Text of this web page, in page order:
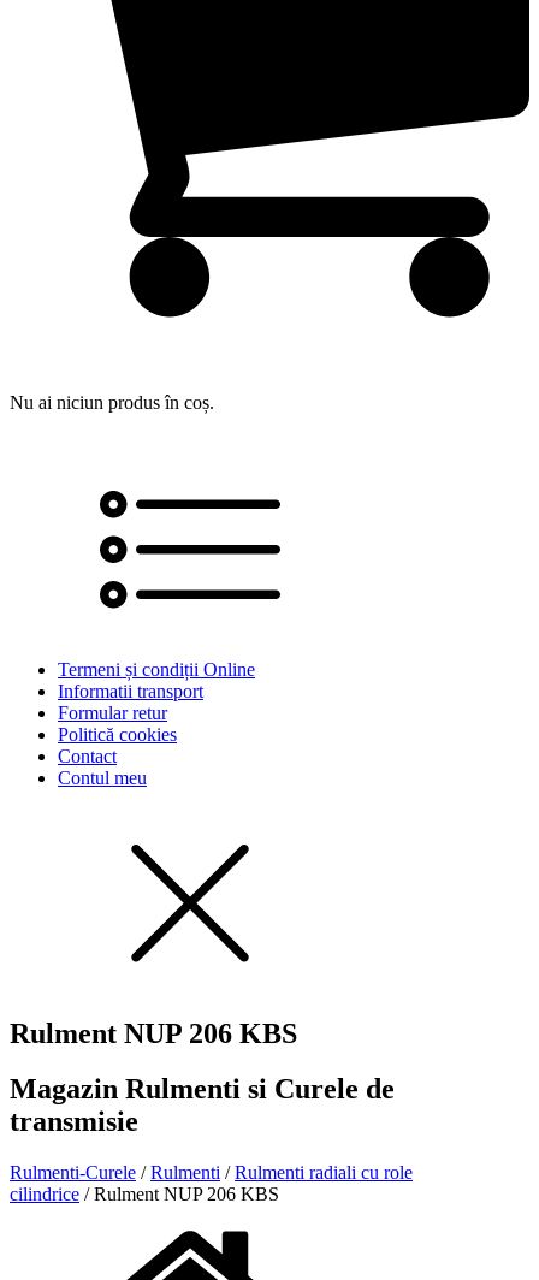
Nu ai niciun produs în coș.
Termeni și condiții Online
Informatii transport
Formular retur
Politică cookies
Contact
Contul meu
Rulment NUP 206 KBS
Magazin Rulmenti si Curele de
transmisie
Rulmenti-Curele /Rulmenti /Rulmenti radiali cu role
cilindrice / Rulment NUP 206 KBS